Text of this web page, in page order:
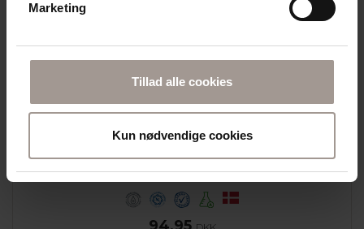
Marketing
Tillad alle cookies
Kun nødvendige cookies
DERMAKNOWLOGY
MD01 LIPID BALM 75 ML